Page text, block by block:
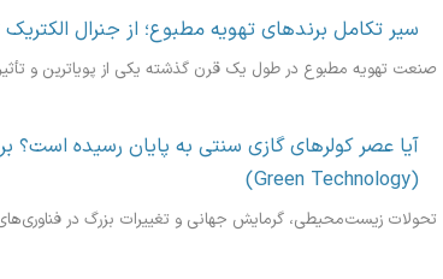
سیر تکامل برندهای تهویه مطبوع؛ از جنرال
صنعت تهویه مطبوع در طول یک قرن گذشته یکی از پویاترین و
آیا عصر کولرهای گازی سنتی به پایان رسیده است؟
(Green Technology)
تحولات زیست‌محیطی، گرمایش جهانی و تغییرات بزرگ در فناوری‌های